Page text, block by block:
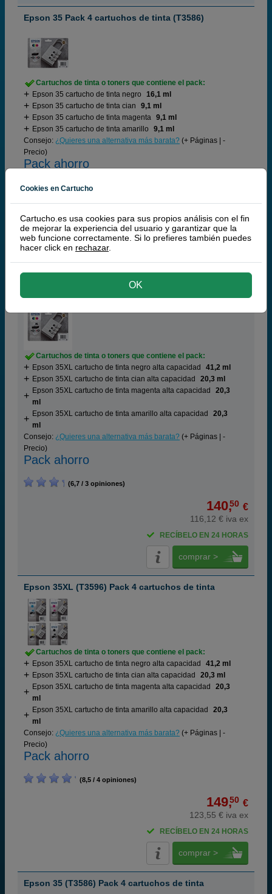
Epson 35 Pack 4 cartuchos de tinta (T3586)
Cartuchos de tinta o toners que contiene el pack:
Epson 35 cartucho de tinta negro
16,1 ml
Epson 35 cartucho de tinta cian
9,1 ml
Epson 35 cartucho de tinta magenta 9,1 ml
Epson 35 cartucho de tinta amarillo
9,1 ml
Consejo: ¿Quieres una alternativa más barata? (+ Páginas | -
Precio)
Pack ahorro
76,45 € iva ex
RECÍBELO EN 48 HORAS
comprar >
Epson 35XL Pack 4 cartuchos de tinta (T3596)
Cartuchos de tinta o toners que contiene el pack:
Epson 35XL cartucho de tinta negro alta capacidad
41,2 ml
Epson 35XL cartucho de tinta cian alta capacidad
20,3 ml
Epson 35XL cartucho de tinta magenta alta capacidad
20,3
ml
Epson 35XL cartucho de tinta amarillo alta capacidad
20,3
ml
Consejo: ¿Quieres una alternativa más barata? (+ Páginas | -
Precio)
Pack ahorro
(6,7 / 3 opiniones)
140,50 €
116,12 € iva ex
RECÍBELO EN 24 HORAS
comprar >
Epson 35XL (T3596) Pack 4 cartuchos de tinta
Cartuchos de tinta o toners que contiene el pack:
Epson 35XL cartucho de tinta negro alta capacidad
41,2 ml
Epson 35XL cartucho de tinta cian alta capacidad
20,3 ml
Epson 35XL cartucho de tinta magenta alta capacidad
20,3
ml
Epson 35XL cartucho de tinta amarillo alta capacidad
20,3
ml
Consejo: ¿Quieres una alternativa más barata? (+ Páginas | -
Precio)
Pack ahorro
(8,5 / 4 opiniones)
149,50 €
123,55 € iva ex
RECÍBELO EN 24 HORAS
comprar >
Epson 35 (T3586) Pack 4 cartuchos de tinta
Cookies en Cartucho
Cartucho.es usa cookies para sus propios análisis con el fin
de mejorar la experiencia del usuario y garantizar que la
web funcione correctamente. Si lo prefieres también puedes
hacer click en rechazar.
OK